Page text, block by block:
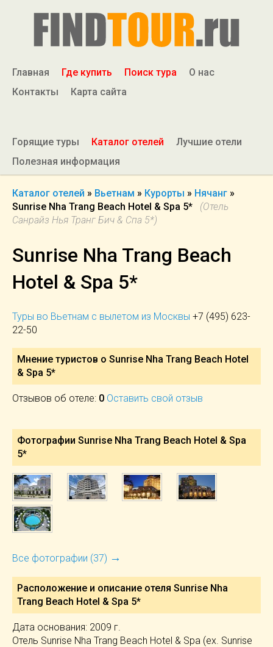
Главная Где купить Поиск тура
О нас
Контакты
Карта сайта
Горящие туры Каталог отелей
Лучшие отели
Полезная информация
Каталог отелей » Вьетнам » Курорты » Нячанг »
Sunrise Nha Trang Beach Hotel & Spa 5*
(Отель
Санрайз Нья Транг Бич & Спа 5*)
Sunrise Nha Trang Beach
Hotel & Spa 5*
Туры во Вьетнам с вылетом из Москвы +7 (495) 623-
22-50
Мнение туристов о Sunrise Nha Trang Beach Hotel
& Spa 5*
Отзывов об отеле: 0 Оставить свой отзыв
Фотографии Sunrise Nha Trang Beach Hotel & Spa
5*
Все фотографии (37) →
Расположение и описание отеля Sunrise Nha
Trang Beach Hotel & Spa 5*
Дата основания: 2009 г.
Отель Sunrise Nha Trang Beach Hotel & Spa (ех. Sunrise